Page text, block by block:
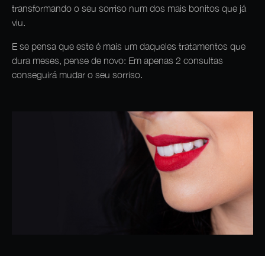
transformando o seu sorriso num dos mais bonitos que já
viu.
E se pensa que este é mais um daqueles tratamentos que
dura meses, pense de novo: Em apenas 2 consultas
conseguirá mudar o seu sorriso.